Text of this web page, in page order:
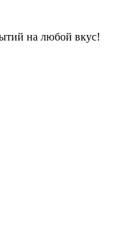
на любой вкус!